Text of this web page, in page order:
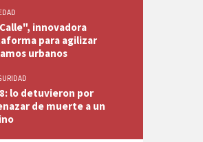
innovadora
para agilizar
urbanos
lo detuvieron por
de muerte a un